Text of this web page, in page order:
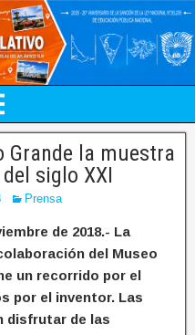
Grande la muestra
siglo XXI
Prensa
de 2018.- La
del Museo
un recorrido por el
por el inventor. Las
disfrutar de las